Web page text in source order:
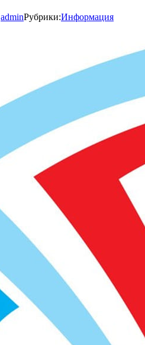
adminРубрики:Информация